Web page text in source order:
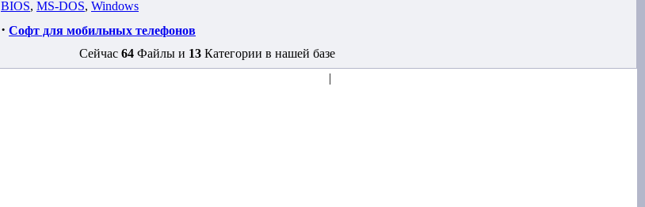
BIOS, MS-DOS, Windows
· Софт для мобильных телефонов
Сейчас 64Файлы и 13Категории в нашей базе
|